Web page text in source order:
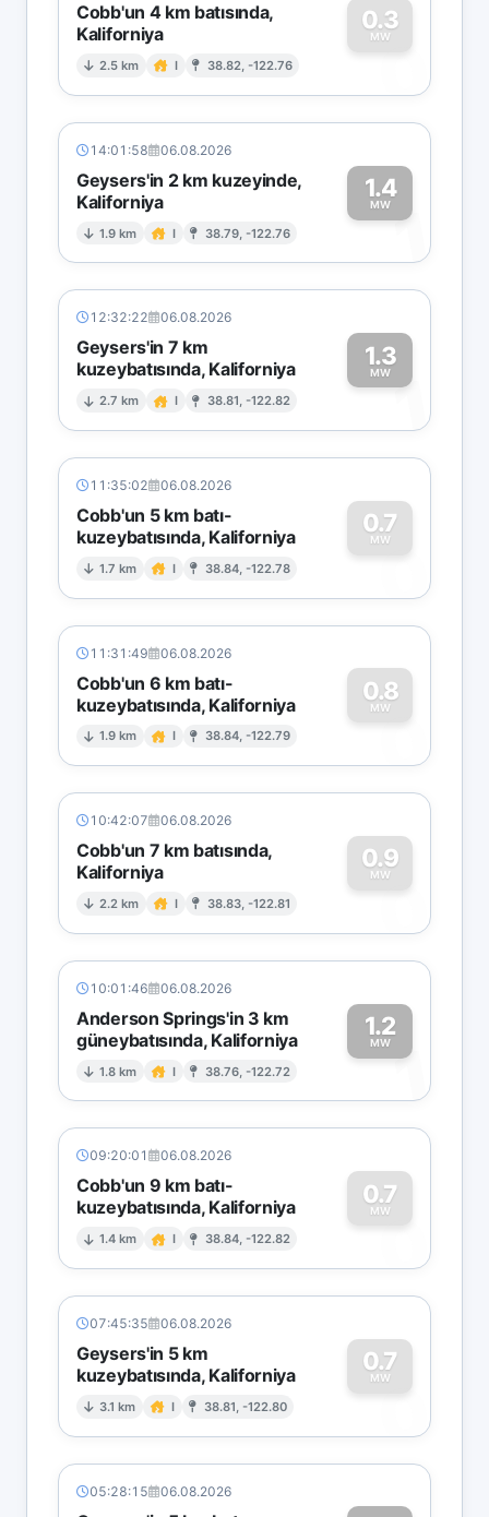
Cobb'un 4 km batısında,
Kaliforniya
2.5 km I 38.82, -122.76
0.3
MW
0
14:01:58 06.08.2026
Geysers'in 2 km kuzeyinde,
Kaliforniya
1.9 km I 38.79, -122.76
1.4
MW1
12:32:22 06.08.2026
Geysers'in 7 km
kuzeybatısında, Kaliforniya
2.7 km I 38.81, -122.82
1.3
MW1
11:35:02 06.08.2026
Cobb'un 5 km batı-
kuzeybatısında, Kaliforniya
1.7 km I 38.84, -122.78
0.7
MW
0
11:31:49 06.08.2026
Cobb'un 6 km batı-
kuzeybatısında, Kaliforniya
1.9 km I 38.84, -122.79
0.8
MW
0
10:42:07 06.08.2026
Cobb'un 7 km batısında,
Kaliforniya
2.2 km I 38.83, -122.81
0.9
MW
0
10:01:46 06.08.2026
Anderson Springs'in 3 km
güneybatısında, Kaliforniya
1.8 km I 38.76, -122.72
1.2
MW1
09:20:01 06.08.2026
Cobb'un 9 km batı-
kuzeybatısında, Kaliforniya
1.4 km I 38.84, -122.82
0.7
MW
0
07:45:35 06.08.2026
Geysers'in 5 km
kuzeybatısında, Kaliforniya
3.1 km I 38.81, -122.80
0.7
MW
0
05:28:15 06.08.2026